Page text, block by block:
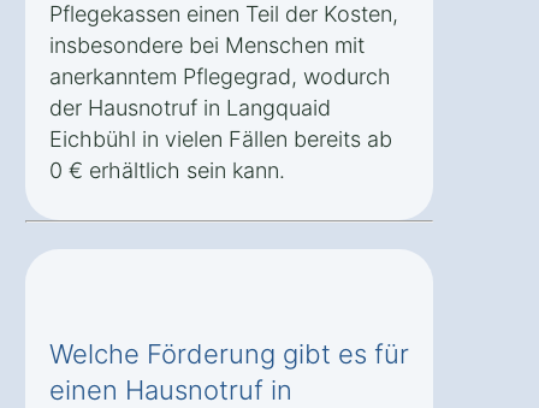
Pflegekassen einen Teil der Kosten,
insbesondere bei Menschen mit
anerkanntem Pflegegrad, wodurch
der Hausnotruf in Langquaid
Eichbühl in vielen Fällen bereits ab
0 € erhältlich sein kann.
Welche Förderung gibt es für
einen Hausnotruf in